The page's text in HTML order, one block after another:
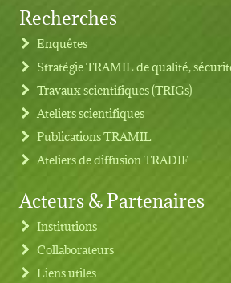
Footer menu
Recherches
Enquêtes
Stratégie TRAMIL de qualité,
Travaux scientifiques (TRIGs)
Ateliers scientifiques
Publications TRAMIL
Ateliers de diffusion TRADIF
Acteurs & Partenaires
Institutions
Collaborateurs
Liens utiles